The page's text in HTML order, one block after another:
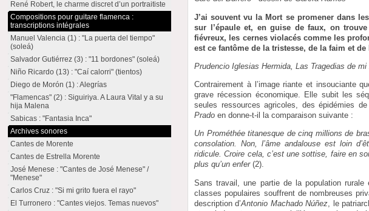
J’ai souvent vu la Mort se promener dans
sur l’épaule et, en guise de faux, on
fiévreux, les cernes violacés comme les
est ce fantôme de la tristesse, de la faim et
Prudencio Iglesias Hermida, Las Tragedias de mi
Contrairement à l’image riante et insouciante
grave récession économique. Elle subit les
seules ressources agricoles, des épidémies
Prado en donne-t-il la comparaison suivante :
Un Prométhée titanesque de cinq millions de
consolation. Non, l’âme andalouse est loin
ridicule. Croire cela, c’est une sottise, faire en
plus qu’un enfer(2).
Sans travail, une partie de la population
classes populaires souffrent de nombreuses
description d’Antonio Machado Núñez , le
René Robert, le charme discret d’un portraitiste
Compositions pour guitare flamenca :
transcriptions intégrales
Manuel Valencia (1) : "La puerta del tiempo"
(soleá)
Salvador Gutiérrez (3) : "11 bordones" (soleá)
Niño Ricardo (13) : "Caí calorri" (tientos)
Diego de Morón (1) : Alegrías
"Flamencas" (2) : Siguiriya. A Laura Vital y a su
hija Malena
Sabicas : "Fantasia Inca"
Archives sonores
Cantes de Morente
Cantes de Estrella Morente
José Menese : "Cantes de José Menese" /
"Menese"
Carlos Cruz : "Si mi grito fuera el rayo"
El Turronero : "Cantes viejos. Temas nuevos"